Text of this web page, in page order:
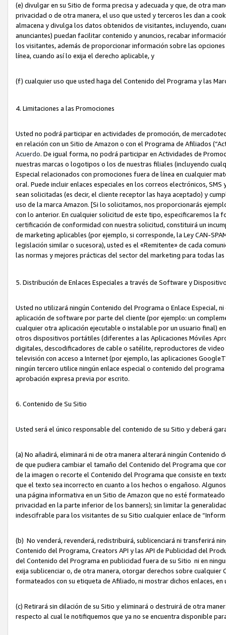
(e) divulgar en su Sitio de forma precisa y adecuada y que, de otra
privacidad o de otra manera, el uso que usted y terceros les dan a
almacena y divulga los datos obtenidos de visitantes, incluyendo,
anunciantes) puedan facilitar contenido y anuncios, recabar
los visitantes, además de proporcionar información sobre las
línea, cuando así lo exija el derecho aplicable, y
(f) cualquier uso que usted haga del Contenido del Programa y las
4. Limitaciones a las Promociones
Usted no podrá participar en actividades de promoción, de
en relación con un Sitio de Amazon o con el Programa de Afiliados
Acuerdo. De igual forma, no podrá participar en Actividades de
nuestras marcas o logotipos o los de nuestras filiales (incluyendo
Especial relacionados con promociones fuera de línea en cualquier
oral. Puede incluir enlaces especiales en los correos electrónicos,
sean solicitadas (es decir, el cliente receptor las haya aceptado) y
uso de la marca Amazon. [Si lo solicitamos, nos proporcionarás
con lo anterior. En cualquier solicitud de este tipo, especificaremos
certificación de conformidad con nuestra solicitud, constituirá un
de marketing aplicables (por ejemplo, si corresponde, la Ley CAN-
legislación similar o sucesora), usted es el «Remitente» de cada
las normas y mejores prácticas del sector del marketing para todas
5. Distribución de Enlaces Especiales a través de Software y
Usted no utilizará ningún Contenido del Programa o Enlace Especial,
aplicación de software por parte del cliente (por ejemplo: un
cualquier otra aplicación ejecutable o instalable por un usuario final)
otros dispositivos portátiles (diferentes a las Aplicaciones Móviles
digitales, descodificadores de cable o satélite, reproductores de
televisión con acceso a Internet (por ejemplo, las aplicaciones
ningún tercero utilice ningún enlace especial o contenido del
aprobación expresa previa por escrito.
6. Contenido de Su Sitio
Usted será el único responsable del contenido de su Sitio y deberá
(a) No añadirá, eliminará ni de otra manera alterará ningún
de que pudiera cambiar el tamaño del Contenido del Programa que
de la imagen o recorte el Contenido del Programa que consiste en
que el texto sea incorrecto en cuanto a los hechos o engañoso.
una página informativa en un Sitio de Amazon que no esté
privacidad en la parte inferior de los banners); sin limitar la
indescifrable para los visitantes de su Sitio cualquier enlace de
(b) No venderá, revenderá, redistribuirá, sublicenciará ni transferirá
Contenido del Programa, Creators API y las API de Publicidad del
del Contenido del Programa en publicidad fuera de su Sitio ni en
exija sublicenciar o, de otra manera, otorgar derechos sobre
formateados con su etiqueta de Afiliado, ni mostrar dichos enlaces,
(c) Retirará sin dilación de su Sitio y eliminará o destruirá de otra
respecto al cual le notifiquemos que ya no se encuentra disponible